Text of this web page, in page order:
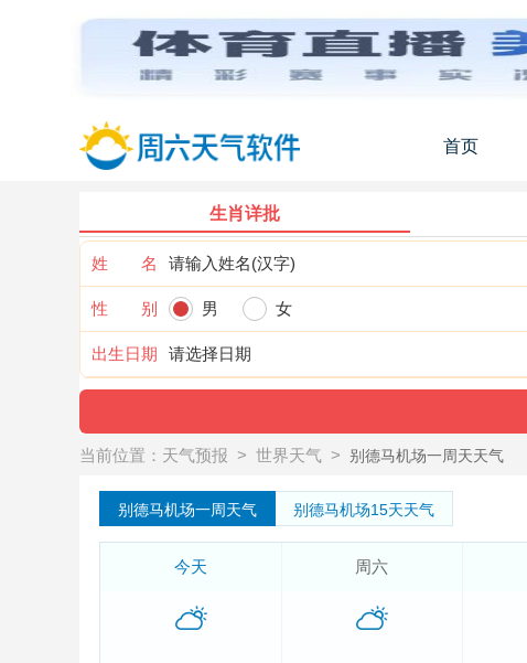
首页
生肖详批
姓 名
性 别 男 女
出生日期
当前位置： 天气预报 > 世界天气 > 别德马机场一周天天气
别德马机场一周天气 别德马机场15天天气
今天 周六